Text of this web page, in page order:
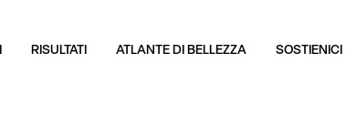
RISULTATI ATLANTE DI BELLEZZA SOSTIENICI